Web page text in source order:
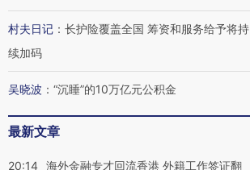
村夫日记 ： 长护险覆盖全国 筹资和服务给予将持
续加码
吴晓波 ： “沉睡”的10万亿元公积金
最新文章
20:14 海外金融专才回流香港 外籍工作签证翻